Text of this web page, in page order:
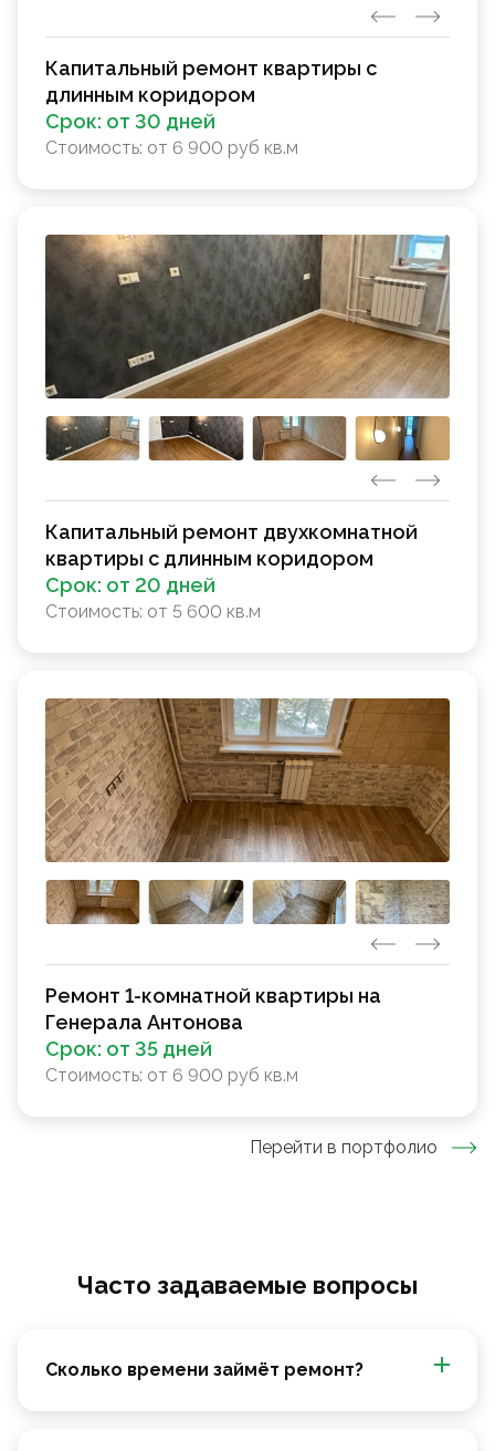
Капитальный ремонт квартиры с
длинным коридором
Срок: от 30 дней
Стоимость: от 6 900 руб кв.м
Капитальный ремонт двухкомнатной
квартиры с длинным коридором
Срок: от 20 дней
Стоимость: от 5 600 кв.м
Ремонт 1-комнатной квартиры на
Генерала Антонова
Срок: от 35 дней
Стоимость: от 6 900 руб кв.м
Перейти в портфолио
Часто задаваемые вопросы
Сколько времени займёт ремонт?